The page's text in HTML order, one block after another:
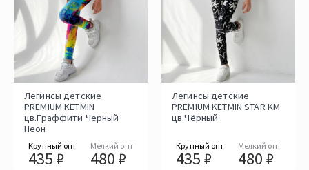
Легинсы детские
PREMIUM KETMIN
цв.Граффити Черный
Неон
Крупный опт
435 ₽
Мелкий опт
480 ₽
Легинсы детские
PREMIUM KETMIN STAR KM
цв.Чёрный
Крупный опт
435 ₽
Мелкий опт
480 ₽